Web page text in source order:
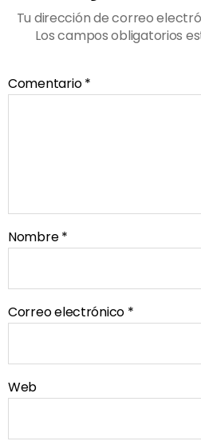
Tu dirección de correo
Los campos obligatorios
Comentario*
Nombre*
Correo electrónico *
Web